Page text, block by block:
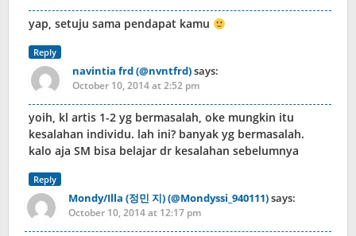
yap, setuju sama pendapat kamu
Reply
navintia frd (@nvntfrd)says:
October 10, 2014 at 2:52 pm
yoih, kl artis 1-2 yg bermasalah, oke mungkin itu
kesalahan individu. lah ini? banyak yg bermasalah.
kalo aja SM bisa belajar dr kesalahan sebelumnya
Reply
Mondy/Illa (정민 지) (@Mondyssi_940111)says:
October 10, 2014 at 12:17 pm